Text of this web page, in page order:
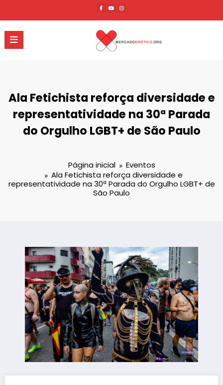
o
conteúdo
Ala Fetichista reforça diversidade e
representatividade na 30ª Parada
do Orgulho LGBT+ de São Paulo
Página inicial
Eventos
Ala Fetichista reforça diversidade e
representatividade na 30ª Parada do Orgulho LGBT+ de
São Paulo